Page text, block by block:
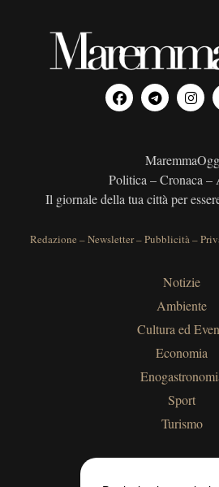
Politica – Cronaca –
Il giornale della tua città per
Redazione –Newsletter–Pubblicità–
Notizie
Ambiente
Cultura ed
Economia
Sport
Turismo